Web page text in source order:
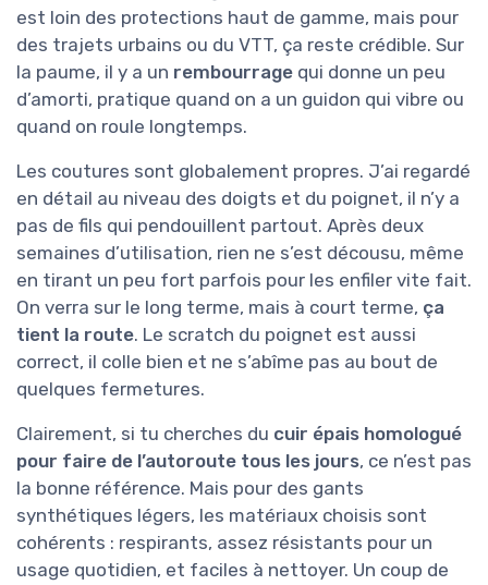
est loin des protections haut de gamme, mais pour
des trajets urbains ou du VTT, ça reste crédible. Sur
la paume, il y a un rembourrage qui donne un peu
d’amorti, pratique quand on a un guidon qui vibre ou
quand on roule longtemps.
Les coutures sont globalement propres. J’ai regardé
en détail au niveau des doigts et du poignet, il n’y a
pas de fils qui pendouillent partout. Après deux
semaines d’utilisation, rien ne s’est décousu, même
en tirant un peu fort parfois pour les enfiler vite fait.
On verra sur le long terme, mais à court terme, ça
tient la route. Le scratch du poignet est aussi
correct, il colle bien et ne s’abîme pas au bout de
quelques fermetures.
Clairement, si tu cherches du cuir épais homologué
pour faire de l’autoroute tous les jours, ce n’est pas
la bonne référence. Mais pour des gants
synthétiques légers, les matériaux choisis sont
cohérents : respirants, assez résistants pour un
usage quotidien, et faciles à nettoyer. Un coup de